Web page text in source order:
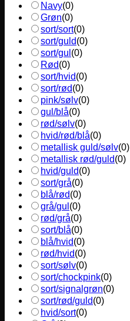
Navy(0)
Grøn(0)
sort/sort(0)
sort/guld(0)
sort/gul (0)
Rød(0)
sort/hvid(0)
sort/rød(0)
pink/sølv(0)
gul/blå(0)
rød/sølv(0)
hvid/rød/blå(0)
metallisk guld/sølv(0)
metallisk rød/guld(0)
hvid/guld(0)
sort/grå(0)
blå/rød(0)
grå/gul (0)
rød/grå(0)
sort/blå(0)
blå/hvid(0)
rød/hvid(0)
sort/sølv(0)
sort/chockpink(0)
sort/signalgrøn(0)
sort/rød/guld(0)
hvid/sort(0)